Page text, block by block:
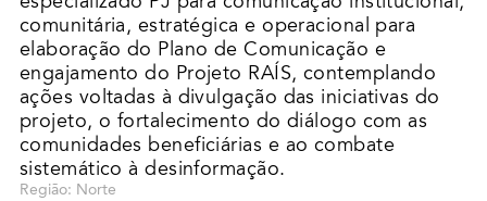
comunitária, estratégica e operacional para
elaboração do Plano de Comunicação e
engajamento do Projeto RAÍS, contemplando
ações voltadas à divulgação das iniciativas do
projeto, o fortalecimento do diálogo com as
comunidades beneficiárias e ao combate
sistemático à desinformação.
Região: Norte